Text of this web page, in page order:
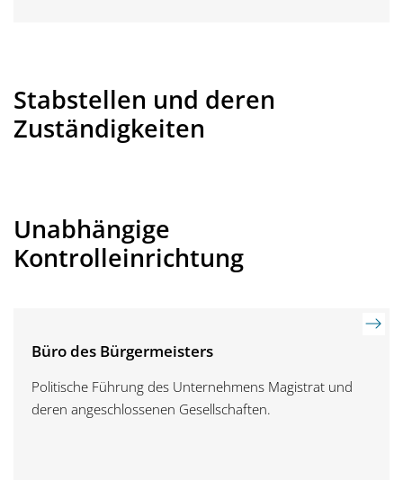
Stabstellen und deren
Zuständigkeiten
Unabhängige
Kontrolleinrichtung
Büro des Bürgermeisters
Politische Führung des Unternehmens Magistrat und
deren angeschlossenen Gesellschaften.